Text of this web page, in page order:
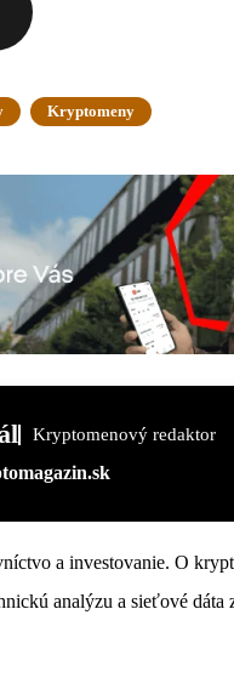
Kryptomeny
Kryptomenový redaktor
a investovanie. O
analýzu a sieťové dáta